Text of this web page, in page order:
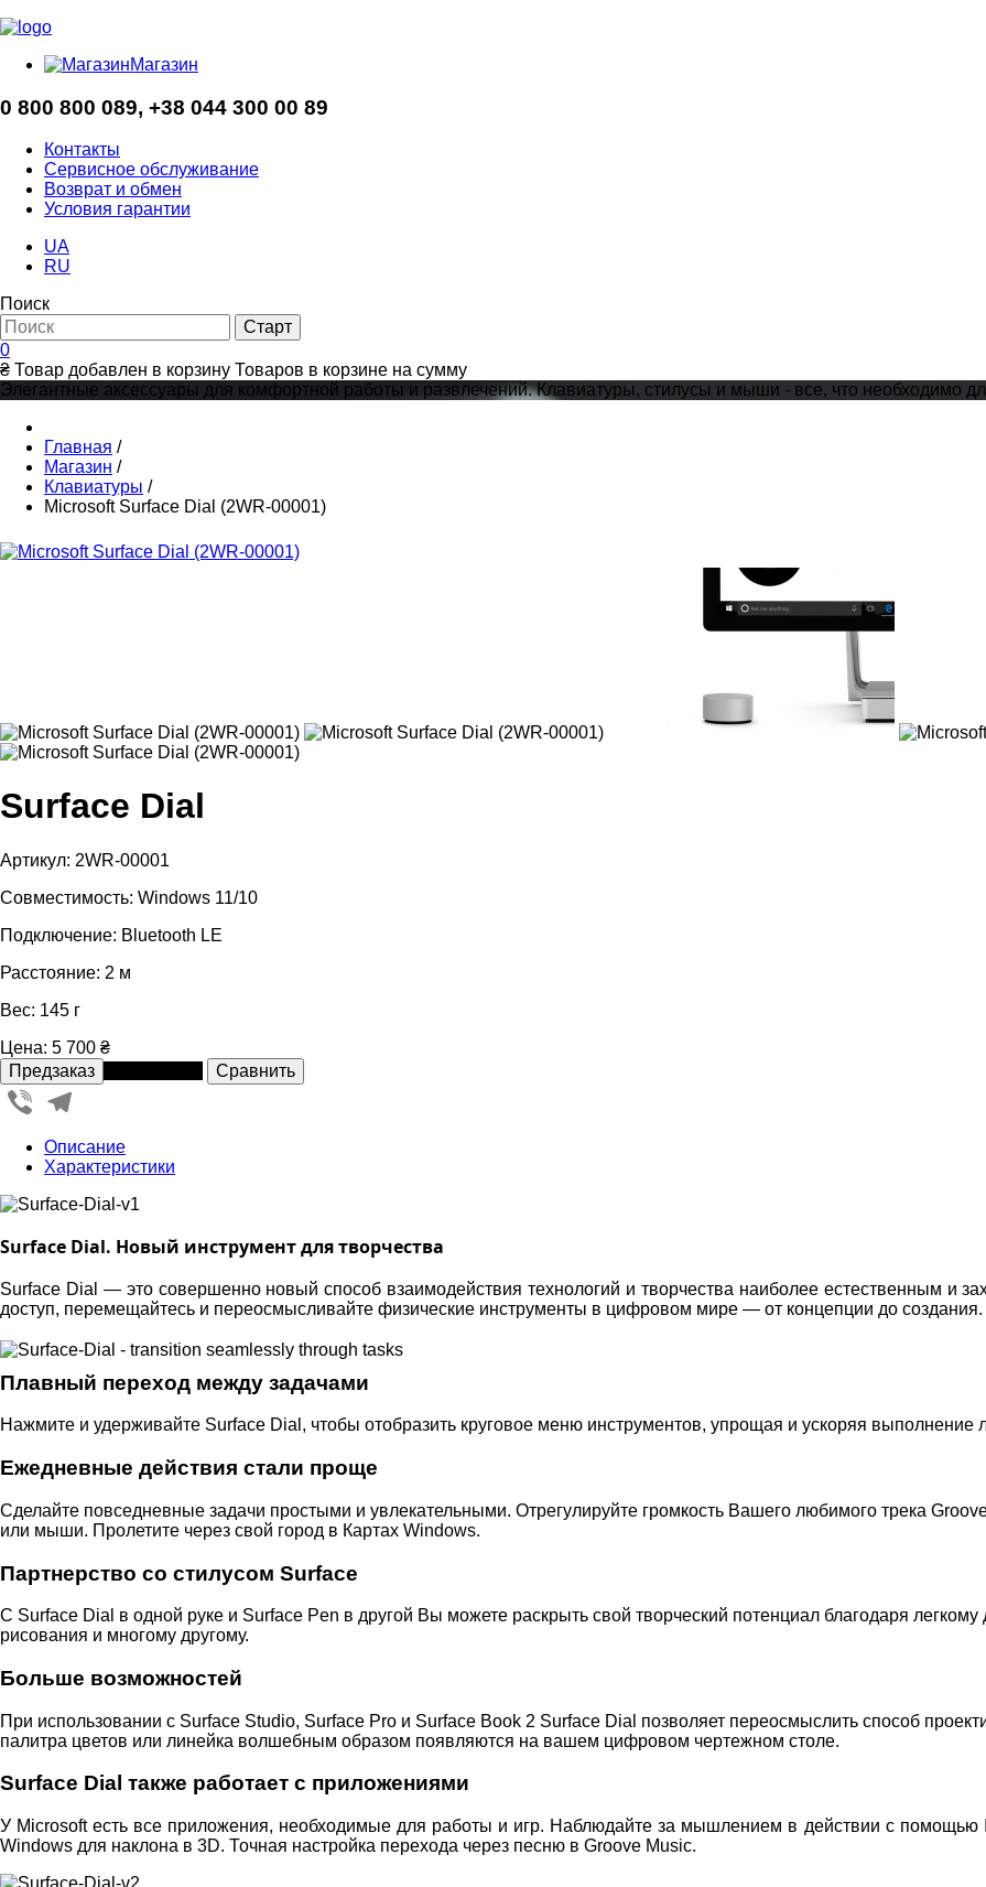
Магазин
0 800 800 089, +38 044 300 00 89
Контакты
Cервисное обслуживание
Возврат и обмен
Условия гарантии
UA
RU
Поиск
0
₴ Товар добавлен в корзину Товаров в корзине на сумму
Элегантные аксессуары для комфортной работы и развлечений. Клавиатуры, стилусы и мыши - все, что необходимо
Главная /
Магазин /
Клавиатуры /
Microsoft Surface Dial (2WR-00001)
Surface Dial
Артикул: 2WR-00001
Совместимость: Windows 11/10
Подключение: Bluetooth LE
Расстояние: 2 м
Вес: 145 г
Цена: 5 700 ₴
Viber
Описание
Характеристики
Surface Dial. Новый инструмент для творчества
Surface Dial — это совершенно новый способ взаимодействия технологий и творчества наиболее естественным и
доступ, перемещайтесь и переосмысливайте физические инструменты в цифровом мире — от концепции до создания.
Плавный переход между задачами
Нажмите и удерживайте Surface Dial, чтобы отобразить круговое меню инструментов, упрощая и ускоряя
Ежедневные действия стали проще
Сделайте повседневные задачи простыми и увлекательными. Отрегулируйте громкость Вашего любимого трека
или мыши. Пролетите через свой город в Картах Windows.
Партнерство со стилусом Surface
С Surface Dial в одной руке и Surface Pen в другой Вы можете раскрыть свой творческий потенциал благодаря
рисования и многому другому.
Больше возможностей
При использовании с Surface Studio, Surface Pro и Surface Book 2 Surface Dial позволяет переосмыслить способ
палитра цветов или линейка волшебным образом появляются на вашем цифровом чертежном столе.
Surface Dial также работает с приложениями
У Microsoft есть все приложения, необходимые для работы и игр. Наблюдайте за мышлением в действии с помощью
Windows для наклона в 3D. Точная настройка перехода через песню в Groove Music.